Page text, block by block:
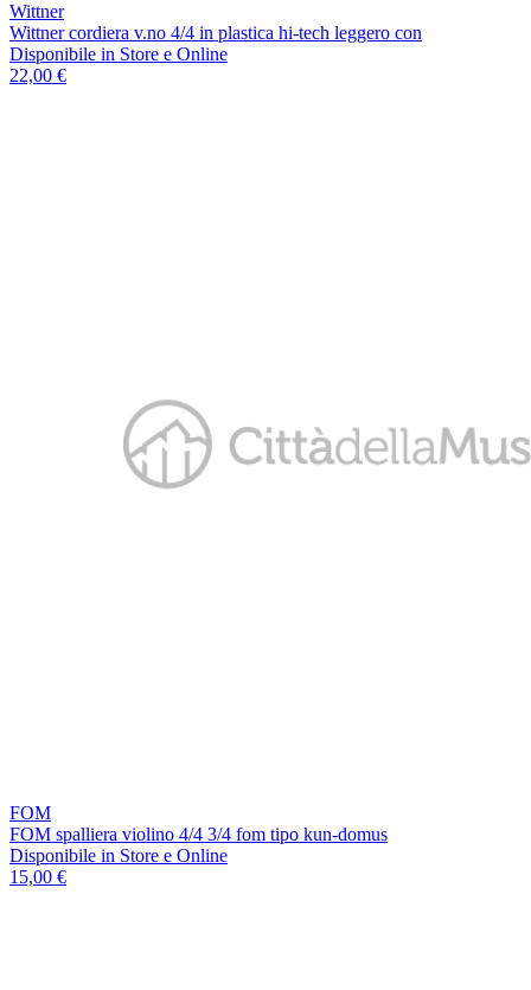
Wittner
Wittner cordiera v.no 4/4 in plastica hi-tech leggero con
Disponibile in Store e Online
22,00 €
FOM
FOM spalliera violino 4/4 3/4 fom tipo kun-domus
Disponibile in Store e Online
15,00 €